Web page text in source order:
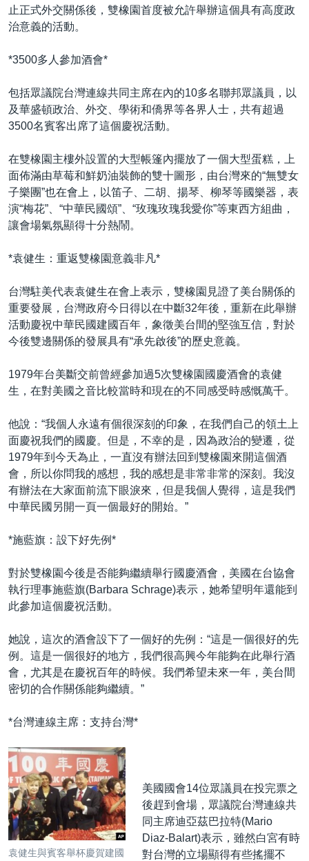
美國專訊
視頻存檔
YOUTUBE頻道
新聞音頻
海外港人
港人港心
建國史話
廣播節目表
關注我們
其他語言網站
止正式外交關係後，雙橡園首度被允許舉辦這個具有高度政
治意義的活動。
*3500多人參加酒會*
包括眾議院台灣連線共同主席在內的10多名聯邦眾議員，以
及華盛頓政治、外交、學術和僑界等各界人士，共有超過
3500名賓客出席了這個慶祝活動。
在雙橡園主樓外設置的大型帳篷內擺放了一個大型蛋糕，上
面佈滿由草莓和鮮奶油裝飾的雙十圖形，由台灣來的“無雙女
子樂團”也在會上，以笛子、二胡、揚琴、柳琴等國樂器，表
演“梅花”、“中華民國頌”、“玫瑰玫瑰我愛你”等東西方組曲，
讓會場氣氛顯得十分熱鬧。
*袁健生：重返雙橡園意義非凡*
台灣駐美代表袁健生在會上表示，雙橡園見證了美台關係的
重要發展，台灣政府今日得以在中斷32年後，重新在此舉辦
活動慶祝中華民國建國百年，象徵美台間的堅強互信，對於
今後雙邊關係的發展具有“承先啟後”的歷史意義。
1979年台美斷交前曾經參加過5次雙橡園國慶酒會的袁健
生，在對美國之音比較當時和現在的不同感受時感慨萬千。
他說：“我個人永遠有個很深刻的印象，在我們自己的領土上
面慶祝我們的國慶。但是，不幸的是，因為政治的變遷，從
1979年到今天為止，一直沒有辦法回到雙橡園來開這個酒
會，所以你問我的感想，我的感想是非常非常的深刻。我沒
有辦法在大家面前流下眼淚來，但是我個人覺得，這是我們
中華民國另開一頁一個最好的開始。”
*施藍旗：設下好先例*
對於雙橡園今後是否能夠繼續舉行國慶酒會，美國在台協會
執行理事施藍旗(Barbara Schrage)表示，她希望明年還能到
此參加這個慶祝活動。
她說，這次的酒會設下了一個好的先例：“這是一個很好的先
例。這是一個很好的地方，我們很高興今年能夠在此舉行酒
會，尤其是在慶祝百年的時候。我們希望未來一年，美台間
密切的合作關係能夠繼續。”
*台灣連線主席：支持台灣*
袁健生與賓客舉杯慶賀建國
美國國會14位眾議員在投完票之
後趕到會場，眾議院台灣連線共
同主席迪亞茲巴拉特(Mario
Diaz-Balart)表示，雖然白宮有時
對台灣的立場顯得有些搖擺不